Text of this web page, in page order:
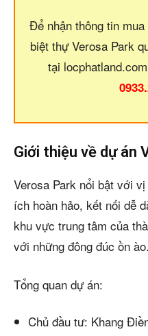
Để nhận thông tin
biệt thự Verosa Park
tại
Giới thiệu về dự án
Verosa Park nổi bật với
ích hoàn hảo, kết nối dễ
khu vực trung tâm của
với những đông đúc ồn ào.
Tổng quan dự án:
Chủ đầu tư: Khang